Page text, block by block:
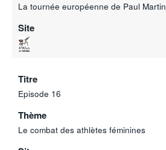
La tournée européenne de Paul Martin
Site
Titre
Episode 16
Thème
Le combat des athlètes féminines